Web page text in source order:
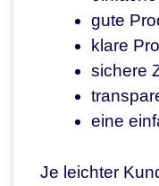
gute
klare
sichere
eine
Je leichter